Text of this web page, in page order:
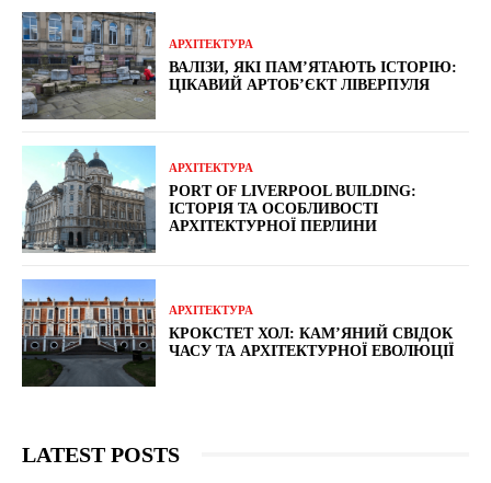
АРХІТЕКТУРА
ВАЛІЗИ, ЯКІ ПАМ’ЯТАЮТЬ ІСТОРІЮ:
ЦІКАВИЙ АРТОБ’ЄКТ ЛІВЕРПУЛЯ
АРХІТЕКТУРА
PORT OF LIVERPOOL BUILDING:
ІСТОРІЯ ТА ОСОБЛИВОСТІ
АРХІТЕКТУРНОЇ ПЕРЛИНИ
АРХІТЕКТУРА
КРОКСТЕТ ХОЛ: КАМ’ЯНИЙ СВІДОК
ЧАСУ ТА АРХІТЕКТУРНОЇ ЕВОЛЮЦІЇ
LATEST POSTS